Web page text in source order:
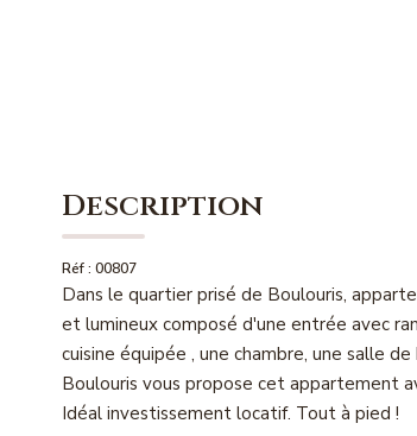
Description
Réf : 00807
Dans le quartier prisé de Boulouris,
et lumineux composé d'une entrée avec
cuisine équipée , une chambre, une salle
Boulouris vous propose cet appartement
Idéal investissement locatif. Tout à pied !